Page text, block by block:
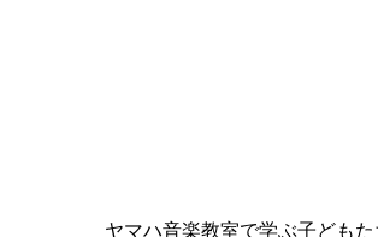
ヤマハ音楽教室で学ぶ子ども